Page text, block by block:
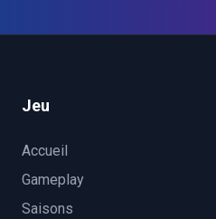
Jeu
Accueil
Gameplay
Saisons